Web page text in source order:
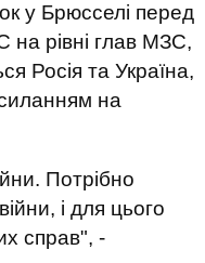
у Брюсселі перед
на рівні глав МЗС,
Росія та Україна,
на
Потрібно
і для цього
справ", -